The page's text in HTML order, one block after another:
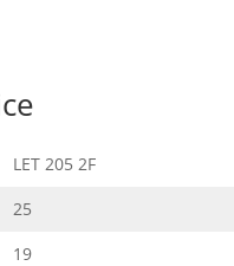
LET 205 2F
25
19